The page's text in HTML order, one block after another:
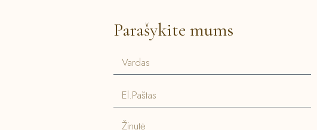
Parašykite mums